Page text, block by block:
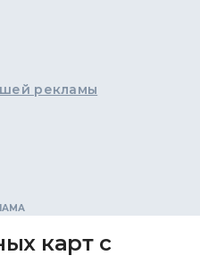
рекламы
карт с